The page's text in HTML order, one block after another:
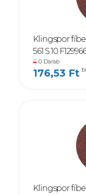
Klingspor
561 S 10 F129966
0 Darab
176,53 Ft
Klingspor